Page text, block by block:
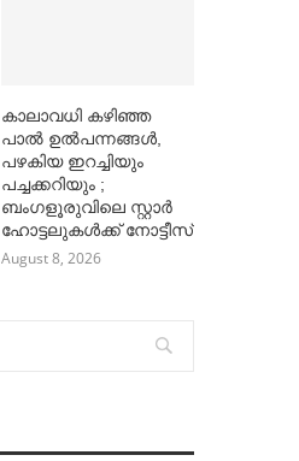
കാലാവധി കഴിഞ്ഞ
പാല്‍ ഉല്‍പന്നങ്ങള്‍,
പഴകിയ ഇറച്ചിയും
പച്ചക്കറിയും ;
ബംഗളൂരുവിലെ സ്റ്റാര്‍
ഹോട്ടലുകള്‍ക്ക് നോട്ടീസ്
August 8, 2026